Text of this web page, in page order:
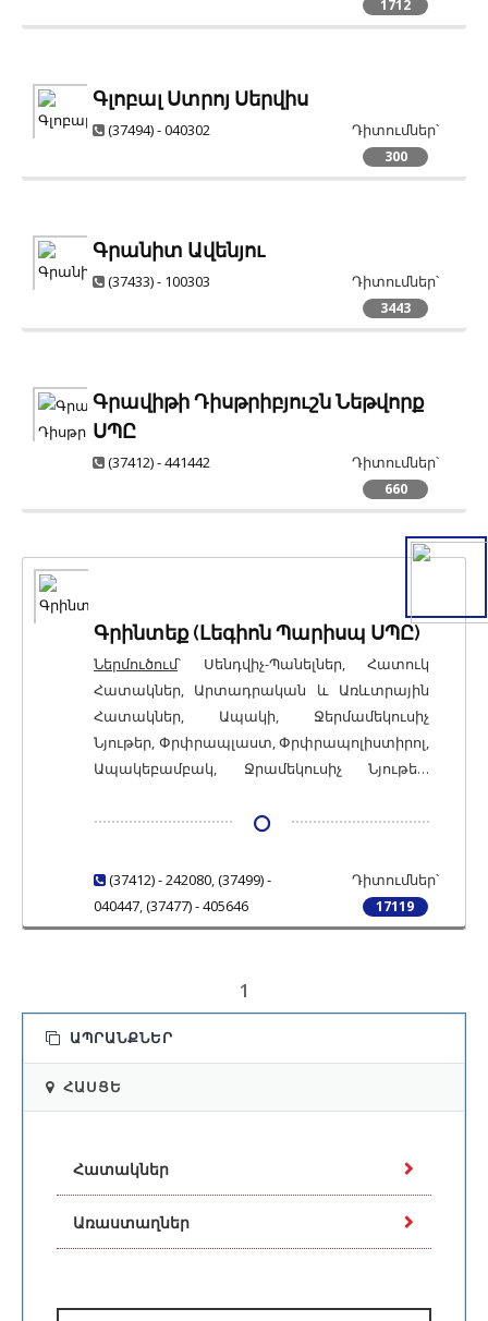
1712
Գլոբալ Ստրոյ Սերվիս
Դիտումներ՝
300
(37494) - 040302
Գրանիտ Ավենյու
Դիտումներ՝
3443
(37433) - 100303
Գրավիթի Դիսթրիբյուշն Նեթվորք
ՍՊԸ
Դիտումներ՝
660
(37412) - 441442
Գրինտեք (Լեգիոն Պարիսպ ՍՊԸ)
Ներմուծում՝ Սենդվիչ-Պանելներ, Հատուկ
Հատակներ, Արտադրական և Առևտրային
Հատակներ, Ապակի, Ջերմամեկուսիչ
Նյութեր, Փրփրապլաստ, Փրփրապոլիստիրոլ,
Ապակեբամբակ, Ջրամեկուսիչ Նյութեր,
Ջրամեկուսիչ Հեղուկներ և Քսուկներ,
Ձայնամեկուսիչ Նյութեր, Ձայնակլանիչ
Նյութեր / Ակուստիկ Լուծումներ,
Տանիքածածկման Գլանափաթեթավոր
Սենդվիչ Պանելներ, Տանիքածածկման
Համալրող Դետալներ / Նյութեր և
Վաճառք
Հատակներ, Արտադրական և Առևտրային
Նյութեր, Փրփրապլաստ, Փրփրապոլիստիրոլ,
Գլանափաթեթավոր Ջրամեկուսիչ Նյութեր,
Դիտումներ՝
17119
(37412) - 242080,(37499) -
040447,(37477) - 405646
1
ԱՊՐԱՆՔՆԵՐ
ՀԱՍՑԵ
Հատակներ
Առաստաղներ